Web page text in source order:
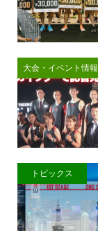
大会・イベント情報
トピックス